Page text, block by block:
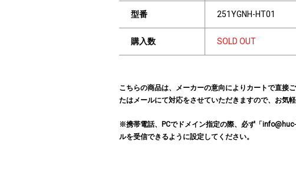
型番 251YGNH-HT01
購入数 SOLD OUT
こちらの商品は、メーカーの意向によりカートで直接
たはメールにて対応をさせていただきますので、お気
※携帯電話、PCでドメイン指定の際、必ず「
ルを受信できるように設定してください。